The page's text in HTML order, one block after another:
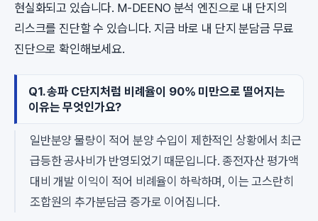
현실화되고 있습니다. M-DEENO 분석 엔진으로 내 단지의
리스크를 진단할 수 있습니다. 지금 바로 내 단지 분담금 무료
진단으로 확인해보세요.
Q1. 송파 C단지처럼 비례율이 90% 미만으로 떨어지는
이유는 무엇인가요?
일반분양 물량이 적어 분양 수입이 제한적인 상황에서 최근
급등한 공사비가 반영되었기 때문입니다. 종전자산 평가액
대비 개발 이익이 적어 비례율이 하락하며, 이는 고스란히
조합원의 추가분담금 증가로 이어집니다.